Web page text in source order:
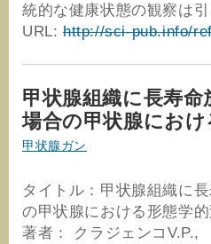
統的な健康状態の観察は
URL: http://sci-pub.info/
甲状腺組織に長寿
場合の甲状腺にお
甲状腺ガン
タイトル：甲状腺組織に
の甲状腺における形態学
著者： クラジェンコ